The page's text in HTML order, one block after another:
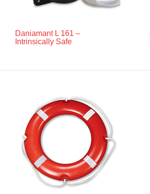
Daniamant L 161 –
Intrinsically Safe